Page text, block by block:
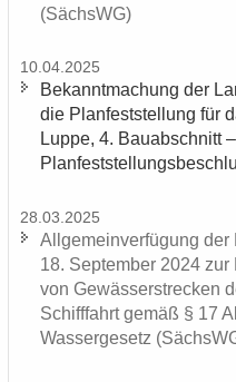
(SächsWG)
10.04.2025
Be­kannt­ma­chung der
die Plan­fest­stel­lung für
Luppe, 4. Bau­ab­schnitt
28.03.2025
All­ge­mein­ver­fü­gung
18. Sep­tem­ber 2024
von Ge­wäs­ser­stre­cken
Schiff­fahrt gemäß § 17
Was­ser­ge­setz